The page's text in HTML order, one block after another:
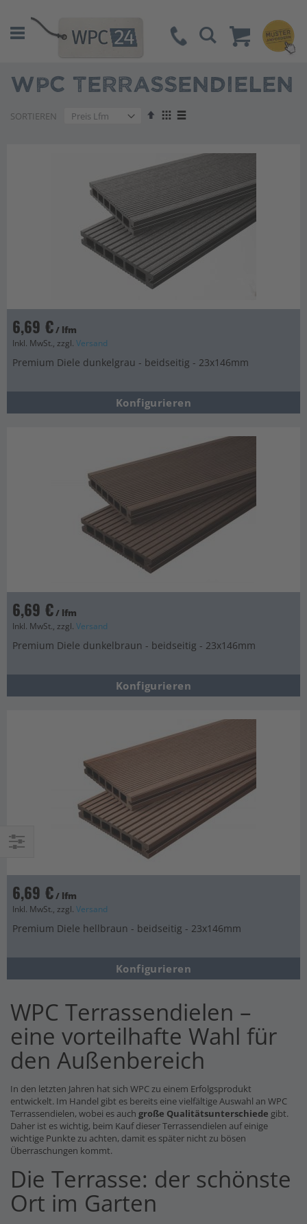
Suche
WPC TERRASSENDIELEN
SORTIEREN
AbsteigendAnzeigen
6,69 €/ lfm
Inkl. MwSt., zzgl. Versand
Premium Diele dunkelgrau - beidseitig - 23x146mm
Konfigurieren
6,69 €/ lfm
Inkl. MwSt., zzgl. Versand
Premium Diele dunkelbraun - beidseitig - 23x146mm
Konfigurieren
6,69 €/ lfm
Inkl. MwSt., zzgl. Versand
Premium Diele hellbraun - beidseitig - 23x146mm
Konfigurieren
WPC Terrassendielen –
eine vorteilhafte Wahl für
den Außenbereich
In den letzten Jahren hat sich WPC zu einem Erfolgsprodukt
entwickelt. Im Handel gibt es bereits eine vielfältige Auswahl an WPC
Terrassendielen, wobei es auch große Qualitätsunterschiede gibt.
Daher ist es wichtig, beim Kauf dieser Terrassendielen auf einige
wichtige Punkte zu achten, damit es später nicht zu bösen
Überraschungen kommt.
Die Terrasse: der schönste
Ort im Garten